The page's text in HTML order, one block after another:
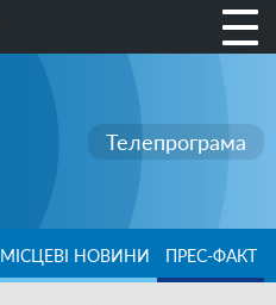
Телепрограма
МІСЦЕВІ НОВИНИ ПРЕС-ФАКТ